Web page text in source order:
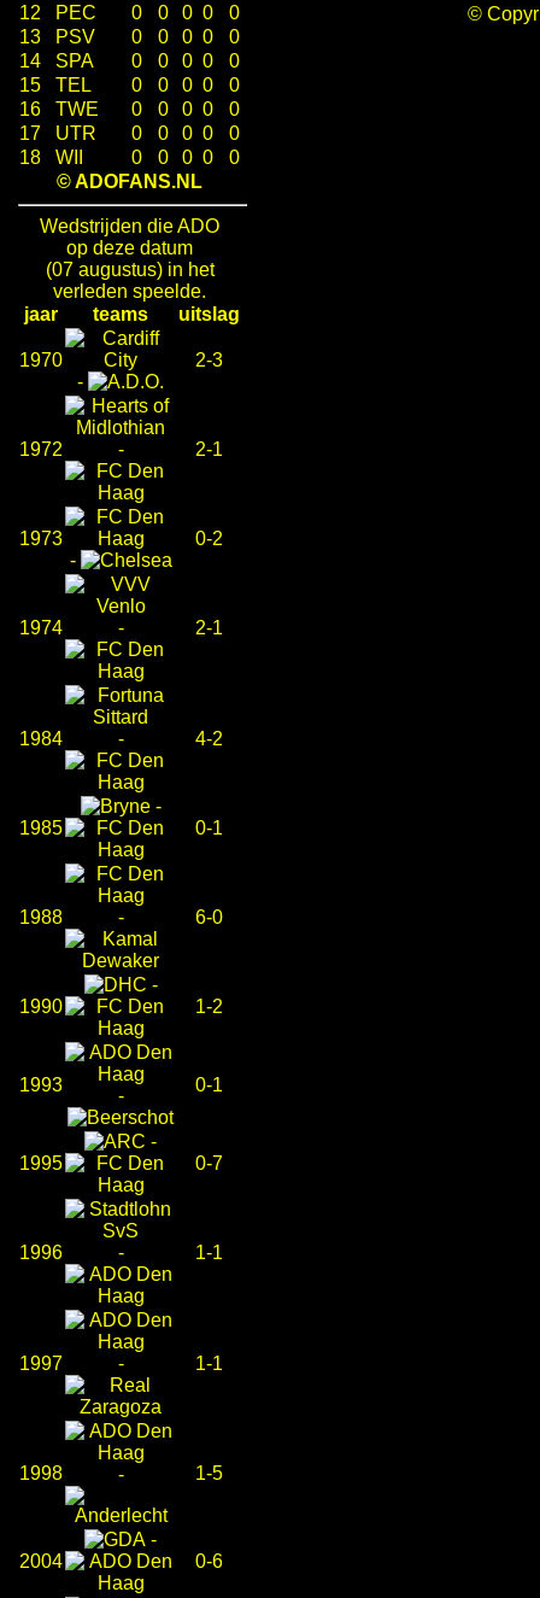
12
PEC 0 0 0 0
0
13
PSV 0 0 0 0
0
14
SPA 0 0 0 0
0
15
TEL 0 0 0 0
0
16
TWE 0 0 0 0
0
17
UTR 0 0 0 0
0
18
WII 0 0 0 0
0
© ADOFANS.NL
Wedstrijden die ADO
op deze datum
(07 augustus) in het
verleden speelde.
jaar
teams uitslag
1970
-
2-3
1972 - 2-1
1973
-
0-2
1974 - 2-1
1984 - 4-2
1985
-
0-1
1988 - 6-0
1990
-
1-2
1993
-
0-1
1995
-
0-7
1996 - 1-1
1997 - 1-1
1998 - 1-5
2004
-
0-6
©